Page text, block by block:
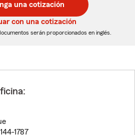
una cotización
con una cotización
serán proporcionados en inglés.
1787